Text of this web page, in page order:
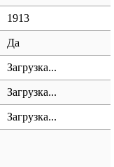
1913
Да
Загрузка...
Загрузка...
Загрузка...